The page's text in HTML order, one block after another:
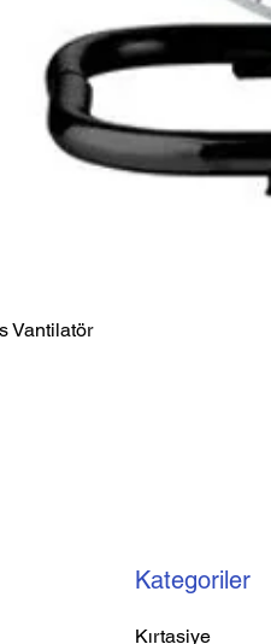
Vantilatör
Kategoriler
Kırtasiye